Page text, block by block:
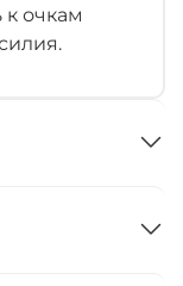
к очкам